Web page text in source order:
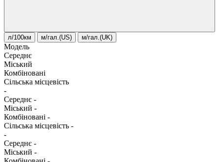
л/100км м/гал.(US) м/гал.(UK)
Модель
Середнє
Міський
Комбіновані
Сільська місцевість
-
Середнє -
Міський -
Комбіновані -
Сільська місцевість -
-
Середнє -
Міський -